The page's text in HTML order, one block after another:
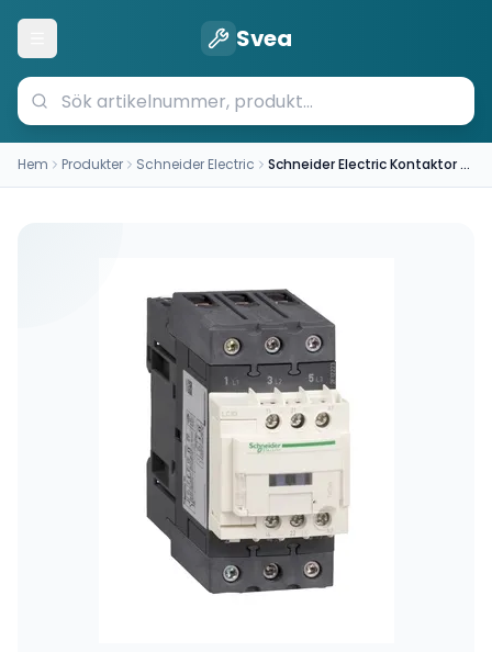
Öppna meny Svea
Hem Produkter Schneider Electric Schneider Electric Kontaktor LC1D65AP7